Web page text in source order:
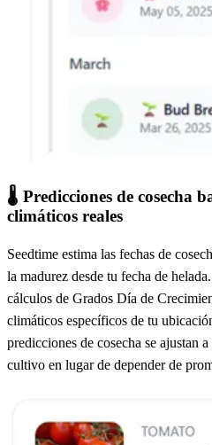
🌡️ Predicciones de cosecha
climáticos reales
Seedtime estima las fechas de
la madurez desde tu fecha de
cálculos de Grados Día de
climáticos específicos de tu
predicciones de cosecha se ajustan
cultivo en lugar de depender de